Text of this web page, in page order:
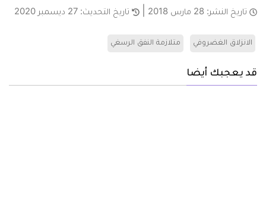
تاريخ النشر: 28 مارس 2018 تاريخ التحديث: 27 ديسمبر 2020
الانزلاق الغضروفي متلازمة النفق الرسغي
قد يعجبك أيضا